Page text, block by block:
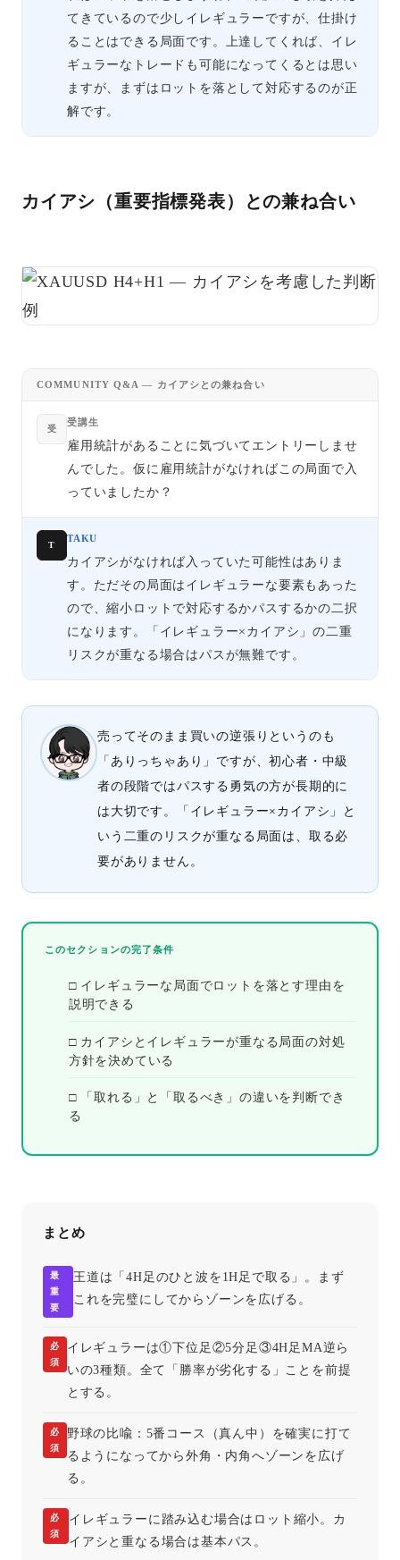
てきているので少しイレギュラーですが、仕掛け
ることはできる局面です。上達してくれば、イレ
ギュラーなトレードも可能になってくるとは思い
ますが、まずはロットを落として対応するのが正
解です。
カイアシ（重要指標発表）との兼ね合い
COMMUNITY Q&A — カイアシとの兼ね合い
受
受講生
雇用統計があることに気づいてエントリーしませ
んでした。仮に雇用統計がなければこの局面で入
っていましたか？
T
TAKU
カイアシがなければ入っていた可能性はありま
す。ただその局面はイレギュラーな要素もあった
ので、縮小ロットで対応するかパスするかの二択
になります。「イレギュラー×カイアシ」の二重
リスクが重なる場合はパスが無難です。
売ってそのまま買いの逆張りというのも
「ありっちゃあり」ですが、初心者・中級
者の段階ではパスする勇気の方が長期的に
は大切です。「イレギュラー×カイアシ」と
いう二重のリスクが重なる局面は、取る必
要がありません。
このセクションの完了条件
□ イレギュラーな局面でロットを落とす理由を
説明できる
□ カイアシとイレギュラーが重なる局面の対処
方針を決めている
□ 「取れる」と「取るべき」の違いを判断でき
る
まとめ
最
重
要
王道は「4H足のひと波を1H足で取る」。まず
これを完璧にしてからゾーンを広げる。
必
須
イレギュラーは①下位足②5分足③4H足MA逆ら
いの3種類。全て「勝率が劣化する」ことを前提
とする。
必
須
野球の比喩：5番コース（真ん中）を確実に打て
るようになってから外角・内角へゾーンを広げ
る。
必
須
イレギュラーに踏み込む場合はロット縮小。カ
イアシと重なる場合は基本パス。